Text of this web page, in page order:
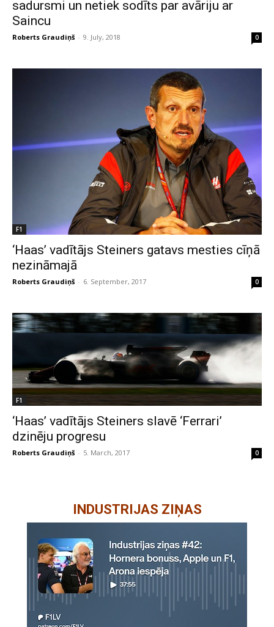
sadursmi un netiek sodīts par avāriju ar
Saincu
Roberts Graudiņš - 9. July, 2018 0
F1
‘Haas’ vadītājs Steiners gatavs mesties cīņā
nezināmajā
Roberts Graudiņš - 6. September, 2017 0
F1
‘Haas’ vadītājs Steiners slavē ‘Ferrari’
dzinēju progresu
Roberts Graudiņš - 5. March, 2017 0
INDUSTRIJAS ZIŅAS